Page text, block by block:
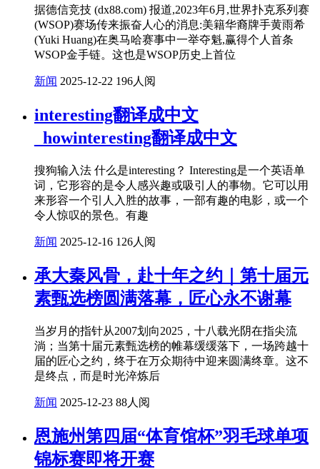
据德信竞技 (dx88.com) 报道,2023年6月,世界扑克系列赛
(WSOP)赛场传来振奋人心的消息:美籍华裔牌手黄雨希
(Yuki Huang)在奥马哈赛事中一举夺魁,赢得个人首条
WSOP金手链。这也是WSOP历史上首位
新闻 2025-12-22 196人阅
interesting翻译成中文
_howinteresting翻译成中文
搜狗输入法 什么是interesting？ Interesting是一个英语单
词，它形容的是令人感兴趣或吸引人的事物。它可以用
来形容一个引人入胜的故事，一部有趣的电影，或一个
令人惊叹的景色。有趣
新闻 2025-12-16 126人阅
承大秦风骨，赴十年之约｜第十届元
素甄选榜圆满落幕，匠心永不谢幕
当岁月的指针从2007划向2025，十八载光阴在指尖流
淌；当第十届元素甄选榜的帷幕缓缓落下，一场跨越十
届的匠心之约，终于在万众期待中迎来圆满终章。这不
是终点，而是时光淬炼后
新闻 2025-12-23 88人阅
恩施州第四届“体育馆杯”羽毛球单项
锦标赛即将开赛